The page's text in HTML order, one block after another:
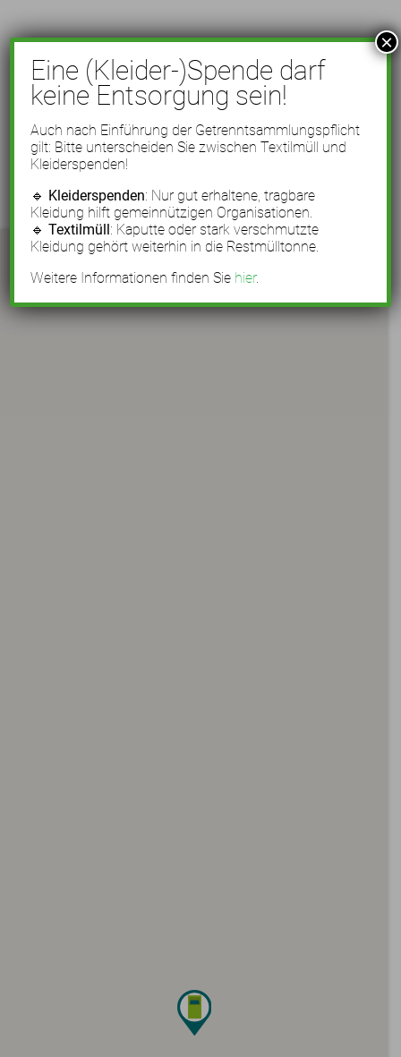
Eine (Kleider-)Spende darf
keine Entsorgung sein!
Auch nach Einführung der Getrenntsammlungspflicht
gilt: Bitte unterscheiden Sie zwischen Textilmüll und
Kleiderspenden!
🔹 Kleiderspenden: Nur gut erhaltene, tragbare
Kleidung hilft gemeinnützigen Organisationen.
🔹Textilmüll: Kaputte oder stark verschmutzte
Kleidung gehört weiterhin in die Restmülltonne.
Weitere Informationen finden Sie hier.
×